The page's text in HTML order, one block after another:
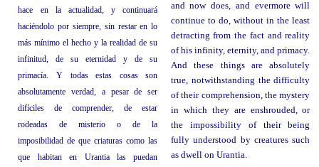
hace en la actualidad, y continuará
haciéndolo por siempre, sin restar en lo
más mínimo el hecho y la realidad de su
infinitud, de su eternidad y de su
primacía. Y todas estas cosas son
absolutamente verdad, a pesar de ser
difíciles de comprender, de estar
rodeadas de misterio o de la
imposibilidad de que criaturas como las
que habitan en Urantia las puedan
and now does, and evermore will
continue to do, without in the least
detracting from the fact and reality
of his infinity, eternity, and primacy.
And these things are absolutely
true, notwithstanding the difficulty
of their comprehension, the mystery
in which they are enshrouded, or
the impossibility of their being
fully understood by creatures such
as dwell on Urantia.